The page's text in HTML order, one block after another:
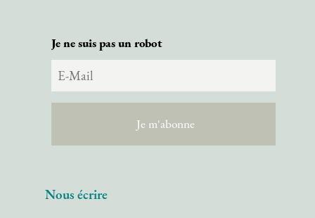
Je ne suis pas un robot
Nous écrire